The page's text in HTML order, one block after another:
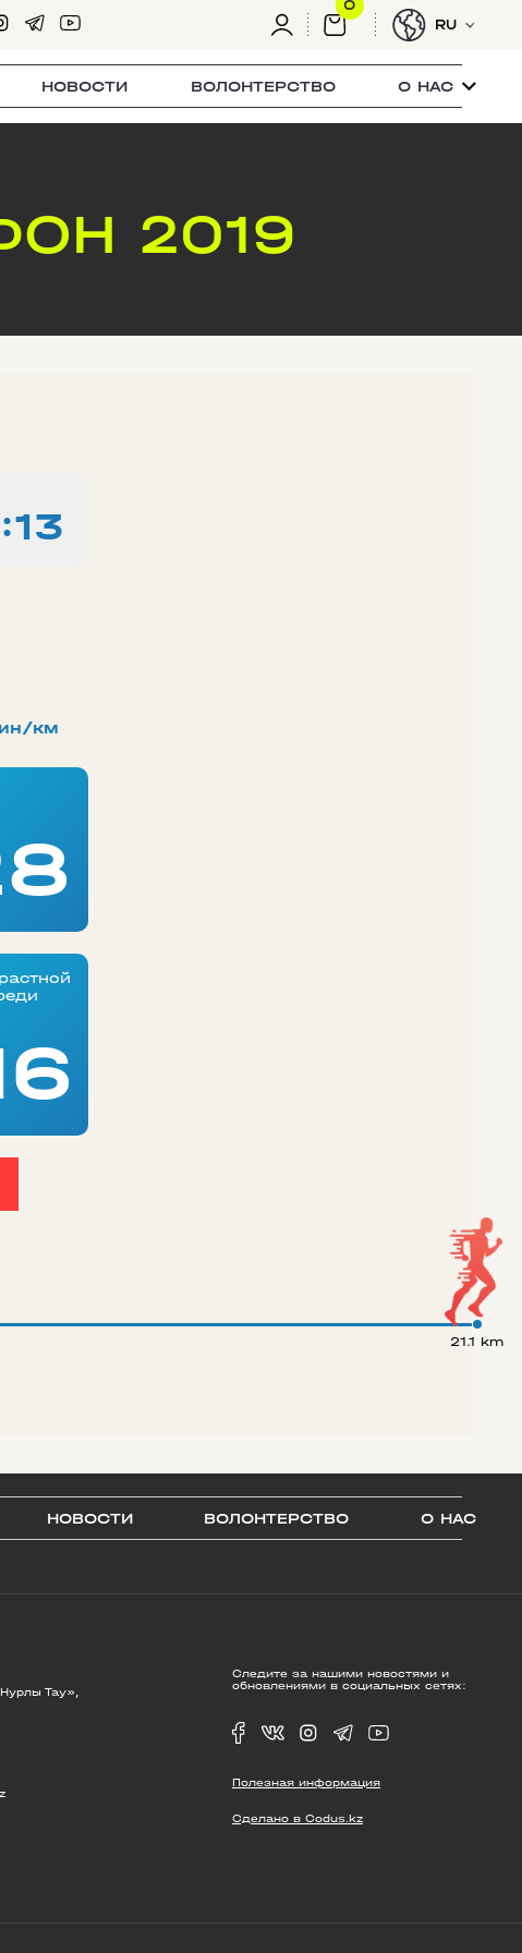
0
RU
НОВОСТИ ВОЛОНТЕРСТВО О НАС
2019
км
21.1 km
НОВОСТИ ВОЛОНТЕРСТВО О НАС
Тау»,
Следите за нашими новостями и
обновлениями в социальных сетях:
Полезная информация
Сделано в Codus.kz